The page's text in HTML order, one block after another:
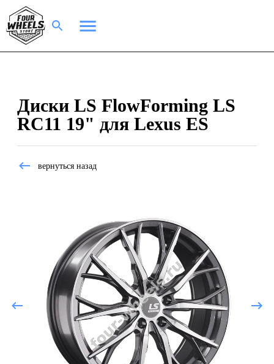
Диски LS FlowForming LS
RC11 19" для Lexus ES
вернуться назад